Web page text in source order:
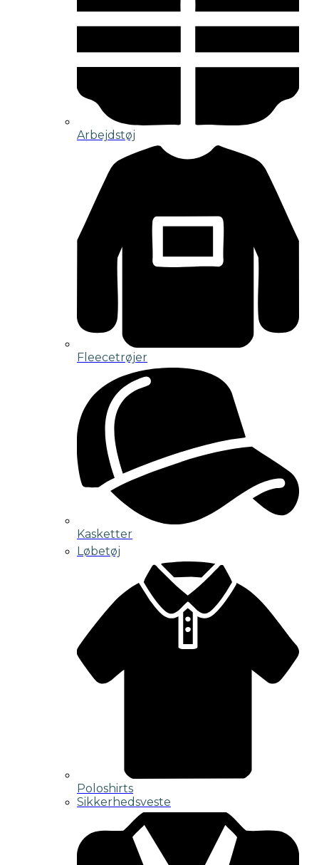
Arbejdstøj
Fleecetrøjer
Kasketter
Løbetøj
Poloshirts
Sikkerhedsveste